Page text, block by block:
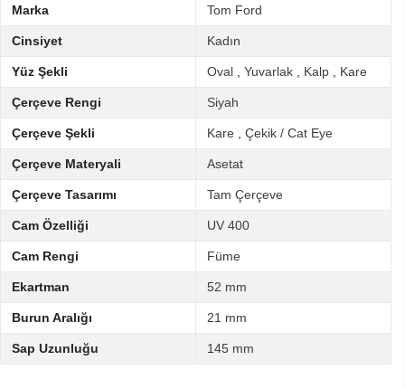
Marka Tom Ford
Cinsiyet Kadın
Yüz Şekli Oval Yuvarlak Kalp Kare
Çerçeve Rengi Siyah
Çerçeve Şekli Kare Çekik / Cat Eye
Çerçeve Materyali Asetat
Çerçeve Tasarımı Tam Çerçeve
Cam Özelliği UV 400
Cam Rengi Füme
Ekartman 52 mm
Burun Aralığı 21 mm
Sap Uzunluğu 145 mm